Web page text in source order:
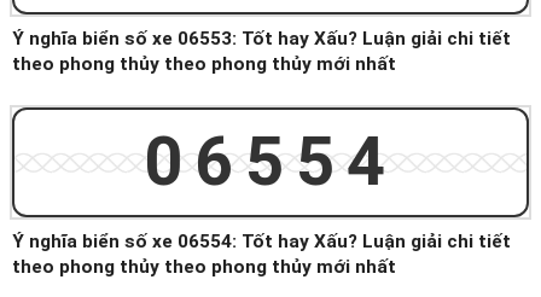
Ý nghĩa biển số xe 06553: Tốt hay Xấu? Luận giải chi tiết
theo phong thủy theo phong thủy mới nhất
06554
Ý nghĩa biển số xe 06554: Tốt hay Xấu? Luận giải chi tiết
theo phong thủy theo phong thủy mới nhất